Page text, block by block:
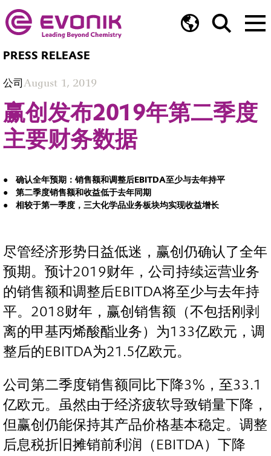
PRESS RELEASE
公司 August 1, 2019
赢创发布2019年第二季度
主要财务数据
确认全年预期：销售额和调整后EBITDA至少与去年持平
第二季度销售额和收益低于去年同期
相较于第一季度，三大化学品业务板块均实现收益增长
尽管经济形势日益低迷，赢创仍确认了全年
预期。预计2019财年，公司持续运营业务
的销售额和调整后EBITDA将至少与去年持
平。2018财年，赢创销售额（不包括刚剥
离的甲基丙烯酸酯业务）为133亿欧元，调
整后的EBITDA为21.5亿欧元。
公司第二季度销售额同比下降3%，至33.1
亿欧元。虽然由于经济疲软导致销量下降，
但赢创仍能保持其产品价格基本稳定。调整
后息税折旧摊销前利润（EBITDA）下降